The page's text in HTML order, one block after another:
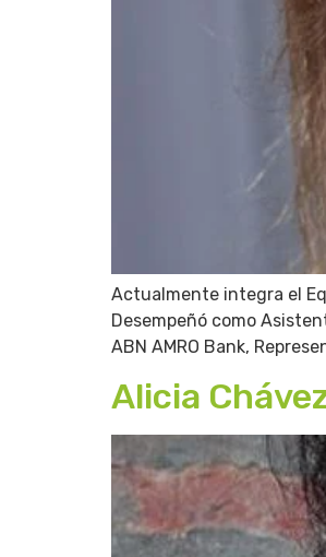
Actualmente integra el
Desempeñó como
ABN AMRO Bank,
Alicia